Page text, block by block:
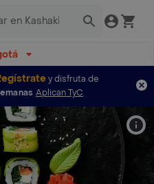
y disfruta de
Aplican TyC